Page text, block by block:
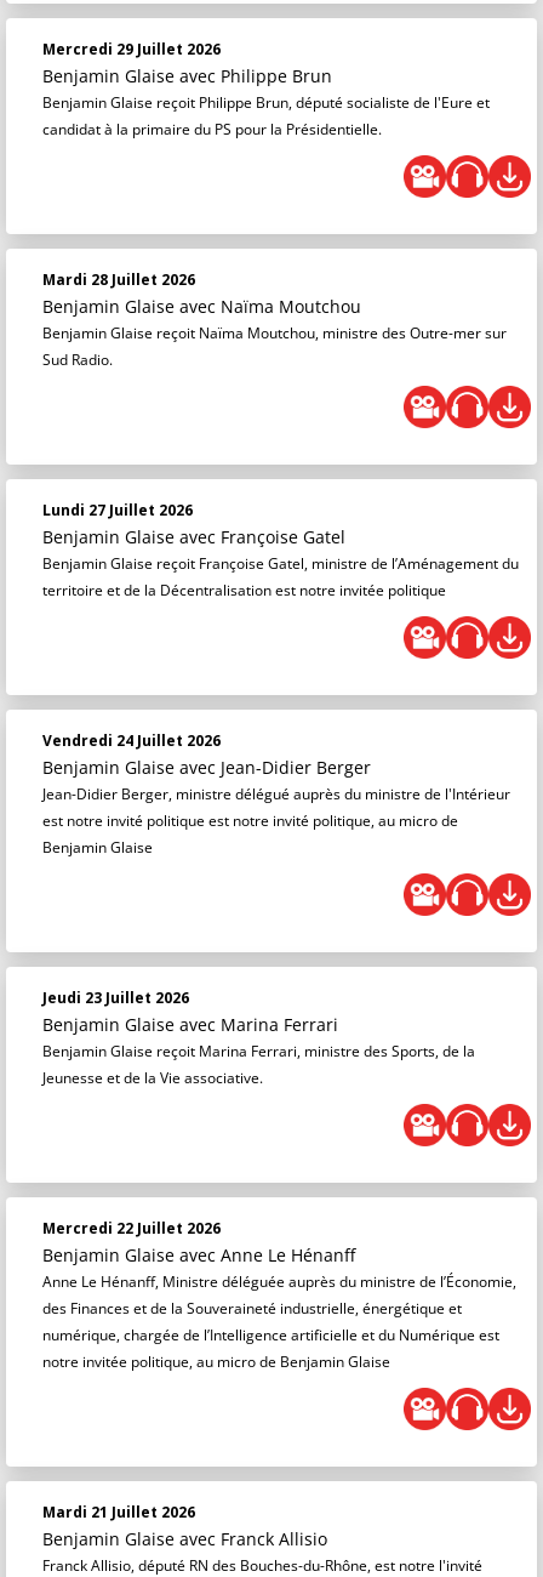
Mercredi 29 Juillet 2026
Benjamin Glaise avec Philippe Brun
Benjamin Glaise reçoit Philippe Brun, député socialiste de l'Eure et
candidat à la primaire du PS pour la Présidentielle.
Mardi 28 Juillet 2026
Benjamin Glaise avec Naïma Moutchou
Benjamin Glaise reçoit Naïma Moutchou, ministre des Outre-mer sur
Sud Radio.
Lundi 27 Juillet 2026
Benjamin Glaise avec Françoise Gatel
Benjamin Glaise reçoit Françoise Gatel, ministre de l’Aménagement du
territoire et de la Décentralisation est notre invitée politique
Vendredi 24 Juillet 2026
Benjamin Glaise avec Jean-Didier Berger
Jean-Didier Berger, ministre délégué auprès du ministre de l'Intérieur
est notre invité politique est notre invité politique, au micro de
Benjamin Glaise
Jeudi 23 Juillet 2026
Benjamin Glaise avec Marina Ferrari
Benjamin Glaise reçoit Marina Ferrari, ministre des Sports, de la
Jeunesse et de la Vie associative.
Mercredi 22 Juillet 2026
Benjamin Glaise avec Anne Le Hénanff
Anne Le Hénanff, Ministre déléguée auprès du ministre de l’Économie,
des Finances et de la Souveraineté industrielle, énergétique et
numérique, chargée de l’Intelligence artificielle et du Numérique est
notre invitée politique, au micro de Benjamin Glaise
Mardi 21 Juillet 2026
Benjamin Glaise avec Franck Allisio
Franck Allisio, député RN des Bouches-du-Rhône, est notre l'invité